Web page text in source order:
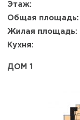
Этаж:
Общая площадь:
Жилая площадь:
Кухня:
ДОМ 1